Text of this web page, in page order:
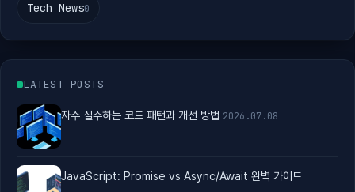
Tech News0
LATEST POSTS
자주 실수하는 코드 패턴과 개선 방법 2026.07.08
JavaScript: Promise vs Async/Await 완벽 가이드